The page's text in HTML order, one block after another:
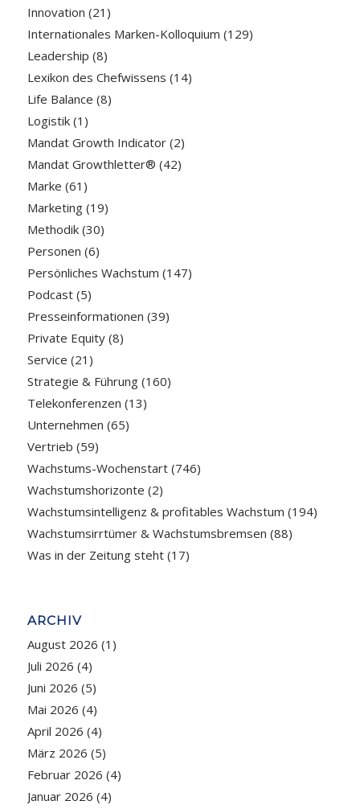
Innovation (21)
Internationales Marken-Kolloquium (129)
Leadership (8)
Lexikon des Chefwissens (14)
Life Balance (8)
Logistik(1)
Mandat Growth Indicator(2)
Mandat Growthletter® (42)
Marke (61)
Marketing(19)
Methodik(30)
Personen (6)
Persönliches Wachstum (147)
Podcast(5)
Presseinformationen (39)
Private Equity(8)
Service (21)
Strategie & Führung(160)
Telekonferenzen (13)
Unternehmen (65)
Vertrieb (59)
Wachstums-Wochenstart(746)
Wachstumshorizonte (2)
Wachstumsintelligenz & profitables Wachstum (194)
Wachstumsirrtümer & Wachstumsbremsen (88)
Was in der Zeitung steht(17)
ARCHIV
August 2026 (1)
Juli 2026 (4)
Juni 2026 (5)
Mai 2026 (4)
April 2026 (4)
März 2026 (5)
Februar 2026 (4)
Januar 2026 (4)